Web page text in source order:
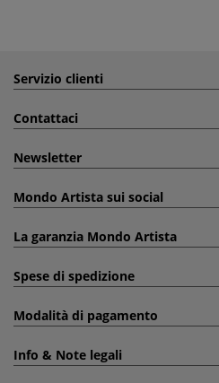
Servizio clienti
Contattaci
Newsletter
Mondo Artista sui social
La garanzia Mondo Artista
Spese di spedizione
Modalità di pagamento
Info & Note legali